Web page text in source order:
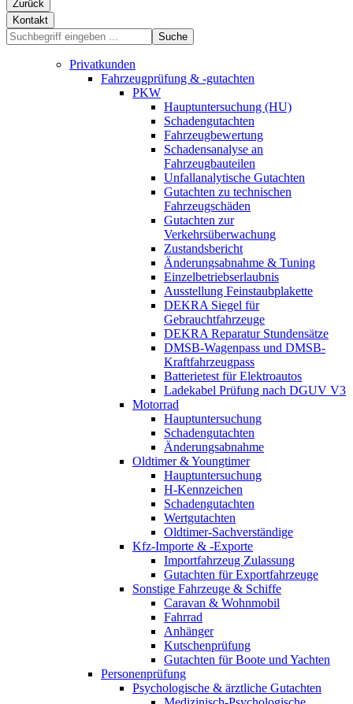
Zurück
Kontakt
Suche
Privatkunden
Fahrzeugprüfung & -gutachten
PKW
Hauptuntersuchung (HU)
Schadengutachten
Fahrzeugbewertung
Schadensanalyse an
Fahrzeugbauteilen
Unfallanalytische Gutachten
Gutachten zu technischen
Fahrzeugschäden
Gutachten zur
Verkehrsüberwachung
Zustandsbericht
Änderungsabnahme & Tuning
Einzelbetriebserlaubnis
Ausstellung Feinstaubplakette
DEKRA Siegel für
Gebrauchtfahrzeuge
DEKRA Reparatur Stundensätze
DMSB-Wagenpass und DMSB-
Kraftfahrzeugpass
Batterietest für Elektroautos
Ladekabel Prüfung nach DGUV V3
Motorrad
Hauptuntersuchung
Schadengutachten
Änderungsabnahme
Oldtimer & Youngtimer
Hauptuntersuchung
H-Kennzeichen
Schadengutachten
Wertgutachten
Oldtimer-Sachverständige
Kfz-Importe & -Exporte
Importfahrzeug Zulassung
Gutachten für Exportfahrzeuge
Sonstige Fahrzeuge & Schiffe
Caravan & Wohnmobil
Fahrrad
Anhänger
Kutschenprüfung
Gutachten für Boote und Yachten
Personenprüfung
Psychologische & ärztliche Gutachten